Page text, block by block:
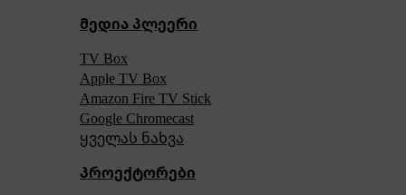
მედია პლეერი
TV Box
Apple TV Box
Amazon Fire TV Stick
Google Chromecast
ყველას ნახვა
პროექტორები